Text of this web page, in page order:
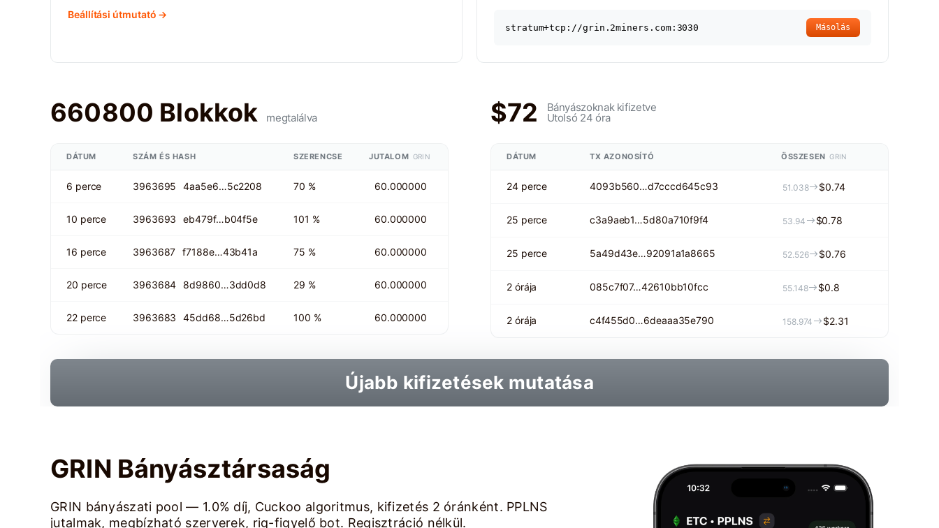
Beállítási útmutató →
stratum+tcp://grin.2miners.com:3030 Másolás
660800 Blokkok megtalálva
DÁTUM SZÁM ÉS HASH SZERENCSE JUTALOM GRIN
6 perce 3963695 4aa5e6…5c2208 70 % 60.000000
10 perce 3963693 eb479f…b04f5e 101 % 60.000000
16 perce 3963687 f7188e…43b41a 75 % 60.000000
20 perce 3963684 8d9860…3dd0d8 29 % 60.000000
22 perce 3963683 45dd68…5d26bd 100 % 60.000000
$72 Bányászoknak kifizetve
Utolsó 24 óra
DÁTUM TX AZONOSÍTÓ ÖSSZESEN GRIN
24 perce 4093b560…d7cccd645c93 51.038 $0.74
25 perce c3a9aeb1…5d80a710f9f4 53.94 $0.78
25 perce 5a49d43e…92091a1a8665 52.526 $0.76
2 órája 085c7f07…42610bb10fcc 55.148 $0.8
2 órája c4f455d0…6deaaa35e790 158.974 $2.31
Újabb kifizetések mutatása
GRIN Bányásztársaság
GRIN bányászati pool — 1.0% díj, Cuckoo algoritmus, kifizetés 2 óránként. PPLNS
jutalmak, megbízható szerverek, rig-figyelő bot. Regisztráció nélkül.